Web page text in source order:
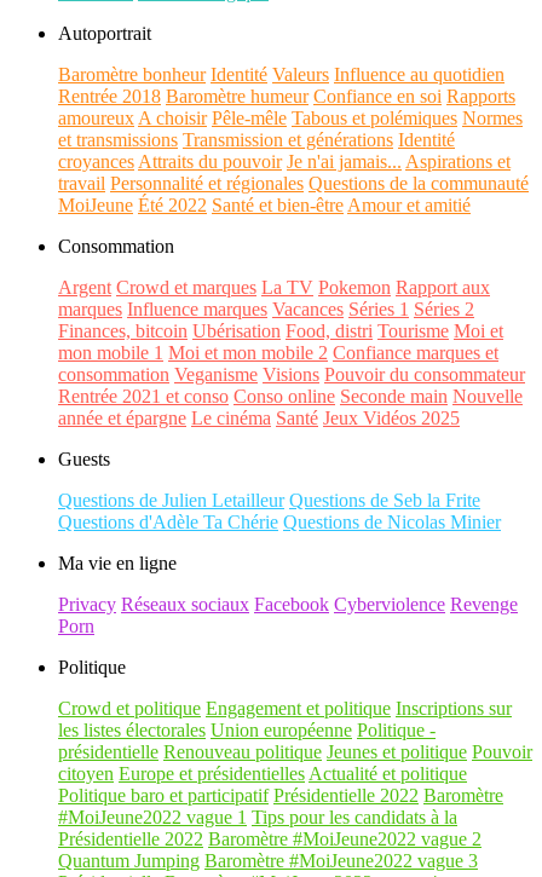
Autoportrait
Baromètre bonheur Identité Valeurs Influence au quotidien
Rentrée 2018 Baromètre humeur Confiance en soi Rapports
amoureux A choisir Pêle-mêle Tabous et polémiques Normes
et transmissions Transmission et générations Identité
croyances Attraits du pouvoir Je n'ai jamais... Aspirations et
travail Personnalité et régionales Questions de la communauté
MoiJeune Été 2022 Santé et bien-être Amour et amitié
Consommation
Argent Crowd et marques La TV Pokemon Rapport aux
marques Influence marques Vacances Séries 1 Séries 2
Finances, bitcoin Ubérisation Food, distri Tourisme Moi et
mon mobile 1 Moi et mon mobile 2 Confiance marques et
consommation Veganisme Visions Pouvoir du consommateur
Rentrée 2021 et conso Conso online Seconde main Nouvelle
année et épargne Le cinéma Santé Jeux Vidéos 2025
Guests
Questions de Julien Letailleur Questions de Seb la Frite
Questions d'Adèle Ta Chérie Questions de Nicolas Minier
Ma vie en ligne
Privacy Réseaux sociaux Facebook Cyberviolence Revenge
Porn
Politique
Crowd et politique Engagement et politique Inscriptions sur
les listes électorales Union européenne Politique -
présidentielle Renouveau politique Jeunes et politique Pouvoir
citoyen Europe et présidentielles Actualité et politique
Politique baro et participatif Présidentielle 2022 Baromètre
#MoiJeune2022 vague 1 Tips pour les candidats à la
Présidentielle 2022 Baromètre #MoiJeune2022 vague 2
Quantum Jumping Baromètre #MoiJeune2022 vague 3